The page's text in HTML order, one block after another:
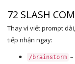
72 SLASH
Thay vì viết prompt
tiếp nhận ngay:
/brainstorm